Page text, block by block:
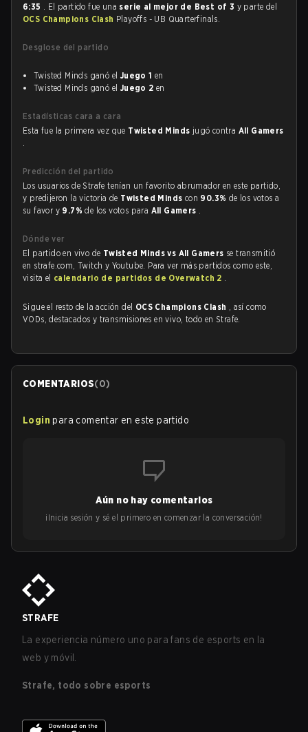
6:35 . El partido fue una serie al mejor de Best of 3 y parte del
OCS Champions Clash Playoffs - UB Quarterfinals.
Desglose del partido
Twisted Minds ganó el Juego 1 en
Twisted Minds ganó el Juego 2 en
Estadísticas cara a cara
Esta fue la primera vez que Twisted Minds jugó contra All Gamers
.
Predicción del partido
Los usuarios de Strafe tenían un favorito abrumador en este partido,
y predijeron la victoria de Twisted Minds con 90.3% de los votos a
su favor y 9.7%de los votos para All Gamers .
Dónde ver
El partido en vivo de Twisted Minds vs All Gamers se transmitió
en strafe.com, Twitch y Youtube. Para ver más partidos como este,
visita el calendario de partidos de Overwatch 2 .
Sigue el resto de la acción del OCS Champions Clash , así como
VODs, destacados y transmisiones en vivo, todo en Strafe.
COMENTARIOS(0)
Login para comentar en este partido
Aún no hay comentarios
¡Inicia sesión y sé el primero en comenzar la conversación!
STRAFE
La experiencia número uno para fans de esports en la
web y móvil.
Strafe, todo sobre esports